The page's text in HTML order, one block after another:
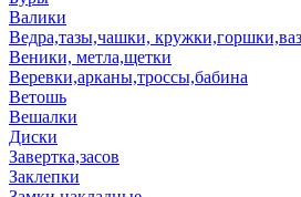
Валики
Ведра,тазы,чашки,
Веники, метла,щетки
Веревки,арканы,троссы,бабина
Ветошь
Вешалки
Диски
Завертка,засов
Заклепки